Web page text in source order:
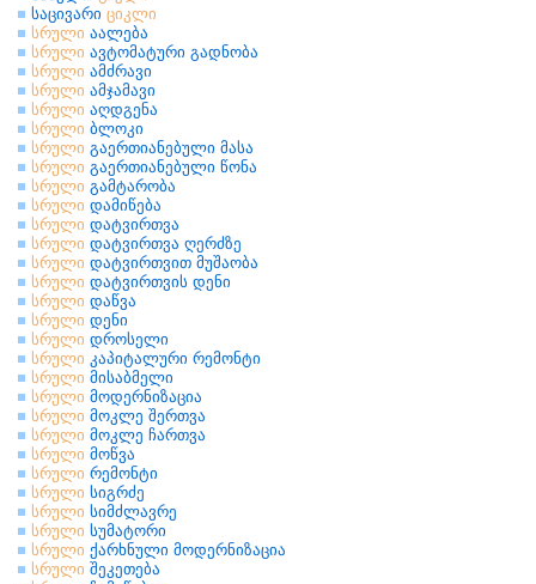
საცივარი ციკლი
სრული აალება
სრული ავტომატური გადნობა
სრული ამძრავი
სრული ამჯამავი
სრული აღდგენა
სრული ბლოკი
სრული გაერთიანებული მასა
სრული გაერთიანებული წონა
სრული გამტარობა
სრული დამიწება
სრული დატვირთვა
სრული დატვირთვა ღერძზე
სრული დატვირთვით მუშაობა
სრული დატვირთვის დენი
სრული დაწვა
სრული დენი
სრული დროსელი
სრული კაპიტალური რემონტი
სრული მისაბმელი
სრული მოდერნიზაცია
სრული მოკლე შერთვა
სრული მოკლე ჩართვა
სრული მოწვა
სრული რემონტი
სრული სიგრძე
სრული სიმძლავრე
სრული სუმატორი
სრული ქარხნული მოდერნიზაცია
სრული შეკეთება